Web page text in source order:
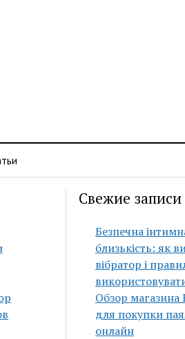
Свежие записи
Безпечна
близькість: як
вібратор і
Обзор магазина
для покупки
онлайн